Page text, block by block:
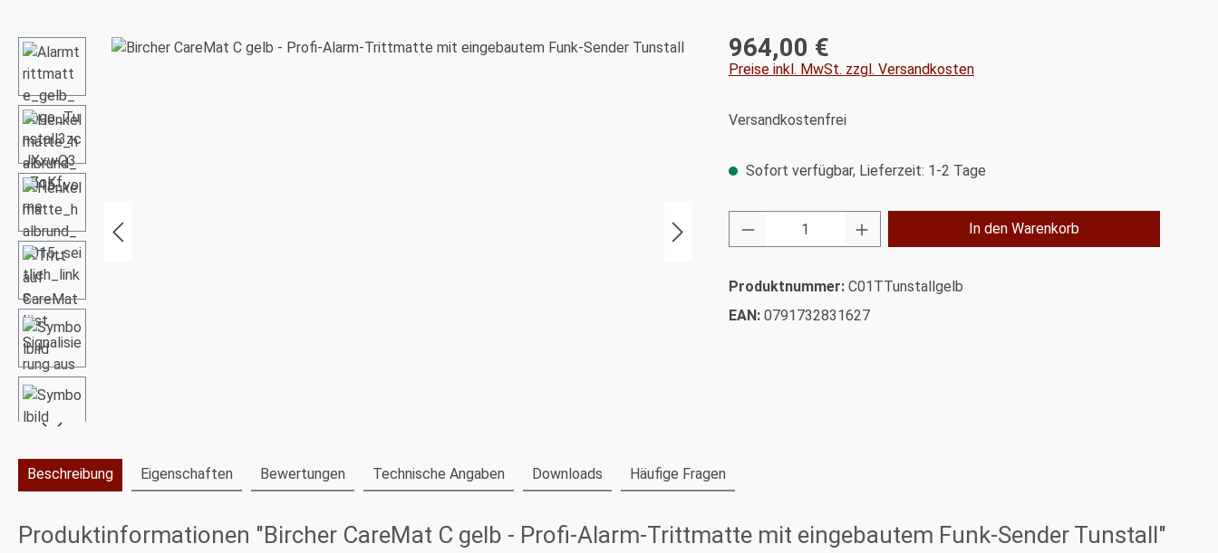
Bildergalerie überspringen Regulärer Preis:
964,00 €
Preise inkl. MwSt. zzgl. Versandkosten
Versandkostenfrei
Sofort verfügbar, Lieferzeit: 1-2 Tage
Produkt Anzahl: Gib den gewünschten Wert ein
In den Warenkorb
Produktnummer: C01TTunstallgelb
EAN: 0791732831627
Beschreibung Eigenschaften Bewertungen Technische Angaben Downloads Häufige Fragen
Produktinformationen "Bircher CareMat C gelb - Profi-Alarm-Trittmatte mit eingebautem Funk-Sender Tunstall"